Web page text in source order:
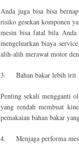
Anda juga bisa bisa
risiko gesekan komponen
mesin bisa fatal bila Anda
mengeluarkan biaya
alih-alih merawat motor
3. Bahan bakar lebih irit
Penting sekali mengganti
yang rendah membuat
pemakaian bahan bakar
4. Menjaga performa